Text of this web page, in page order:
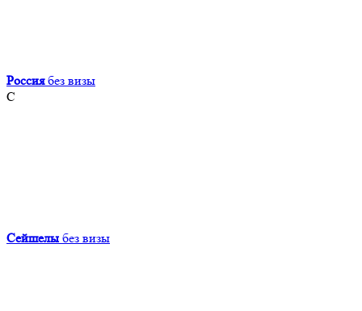
Россия без визы
С
Сейшелы без визы